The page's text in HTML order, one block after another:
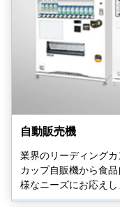
自動販売機
業界のリーディング
カップ自販機から食
様なニーズにお応えし